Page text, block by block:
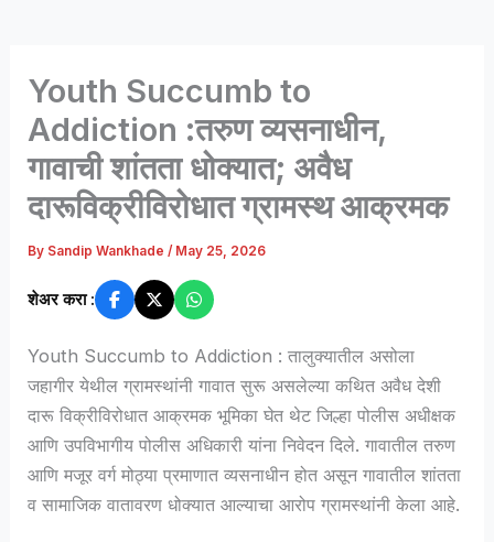
Youth Succumb to
Addiction :तरुण व्यसनाधीन,
गावाची शांतता धोक्यात; अवैध
दारूविक्रीविरोधात ग्रामस्थ आक्रमक
By Sandip Wankhade/ May 25, 2026
शेअर करा :
Youth Succumb to Addiction : तालुक्यातील असोला
जहागीर येथील ग्रामस्थांनी गावात सुरू असलेल्या कथित अवैध देशी
दारू विक्रीविरोधात आक्रमक भूमिका घेत थेट जिल्हा पोलीस अधीक्षक
आणि उपविभागीय पोलीस अधिकारी यांना निवेदन दिले. गावातील तरुण
आणि मजूर वर्ग मोठ्या प्रमाणात व्यसनाधीन होत असून गावातील शांतता
व सामाजिक वातावरण धोक्यात आल्याचा आरोप ग्रामस्थांनी केला आहे.